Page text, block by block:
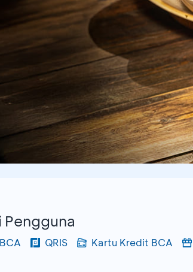
Pengguna
QRIS Kartu Kredit BCA